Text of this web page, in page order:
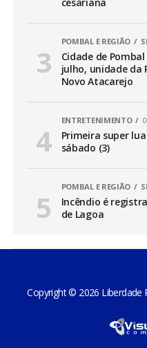
cesariana
POMBAL E REGIÃO
Cidade de
julho, unidade da
Novo Atacarejo
ENTRETENIMENTO
Primeira super
sábado (3)
POMBAL E REGIÃO
Incêndio é
de Lagoa
Copyright © 2026 Liberdade